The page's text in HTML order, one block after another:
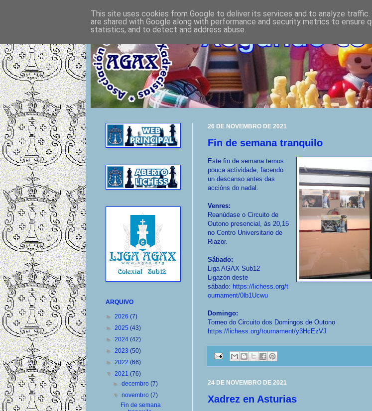
26 DE NOVEMBRO DE 2021
Fin de semana tranquilo
Este fin de semana temos
pouca actividade, facendo
un descanso antes das
accións do nadal.
Venres:
Reanúdase o Circuito de
Outono presencial, ás 20,15
no Centro Universitario de
Riazor.
Sábado:
Liga AGAX Sub12
Ligazón deste
sábado: https://lichess.org/t
ournament/0lb1Ucwu
Domingo:
Torneo do Circuito dos Domingos de Outono
https://lichess.org/tournament/y3HcEzVJ
24 DE NOVEMBRO DE 2021
Xadrez en Asturias
ARQUIVO
► 2026 (7)
► 2025 (43)
► 2024 (42)
► 2023 (50)
► 2022 (66)
▼ 2021 (76)
►decembro(7)
▼novembro(7)
Fin de semana
This site uses cookies from Google to deliver its services and to analyze traffic.
are shared with Google along with performance and security metrics to ensure
statistics, and to detect and address abuse.